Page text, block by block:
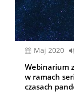
Maj 2020
Webinarium
w ramach
czasach